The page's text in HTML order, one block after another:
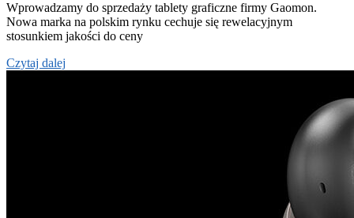
Wprowadzamy do sprzedaży tablety graficzne firmy Gaomon.
Nowa marka na polskim rynku cechuje się rewelacyjnym
stosunkiem jakości do ceny
Czytaj dalej